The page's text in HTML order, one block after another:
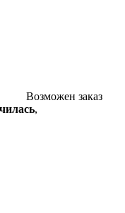
Возможен заказ
,